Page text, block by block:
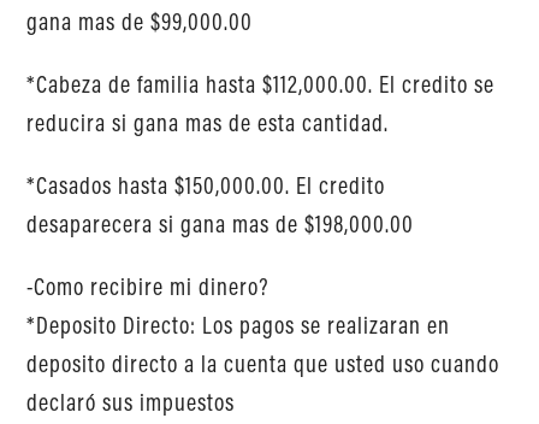
gana mas de $99,000.00
*Cabeza de familia hasta $112,000.00. El credito se
reducira si gana mas de esta cantidad.
*Casados hasta $150,000.00. El credito
desaparecera si gana mas de $198,000.00
-Como recibire mi dinero?
*Deposito Directo: Los pagos se realizaran en
deposito directo a la cuenta que usted uso cuando
declaró sus impuestos